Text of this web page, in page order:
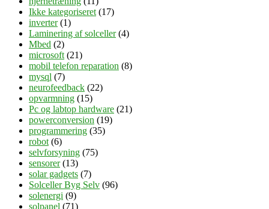
Ikke kategoriseret (17)
inverter(1)
Laminering af solceller(4)
Mbed (2)
microsoft (21)
mobil telefon reparation (8)
mysql (7)
neurofeedback (22)
opvarmning (15)
Pc og labtop hardware (21)
powerconversion (19)
programmering (35)
robot (6)
selvforsyning (75)
sensorer(13)
solar gadgets (7)
Solceller Byg Selv (96)
solenergi (9)
solpanel (71)